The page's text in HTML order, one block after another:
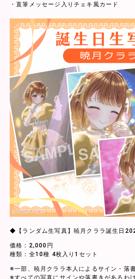
・直筆メッセージ入りチェキ風カード
◆【ランダム生写真】暁月クララ誕生日
価格：2,000円
種類：全10種 4枚入り1セット
※一部、暁月クララ本人によるサイン・落
※すべての写真にサインや落書きがあるわ